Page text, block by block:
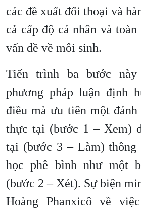
các đề xuất đối thoại và
cả cấp độ cá nhân và
vấn đề về môi sinh.
Tiến trình ba bước
phương pháp luận định
điều mà ưu tiên một
thực tại (bước 1 – Xem)
tại (bước 3 – Làm) thông
học phê bình như một
(bước 2 – Xét). Sự biện
Hoàng Phanxicô về